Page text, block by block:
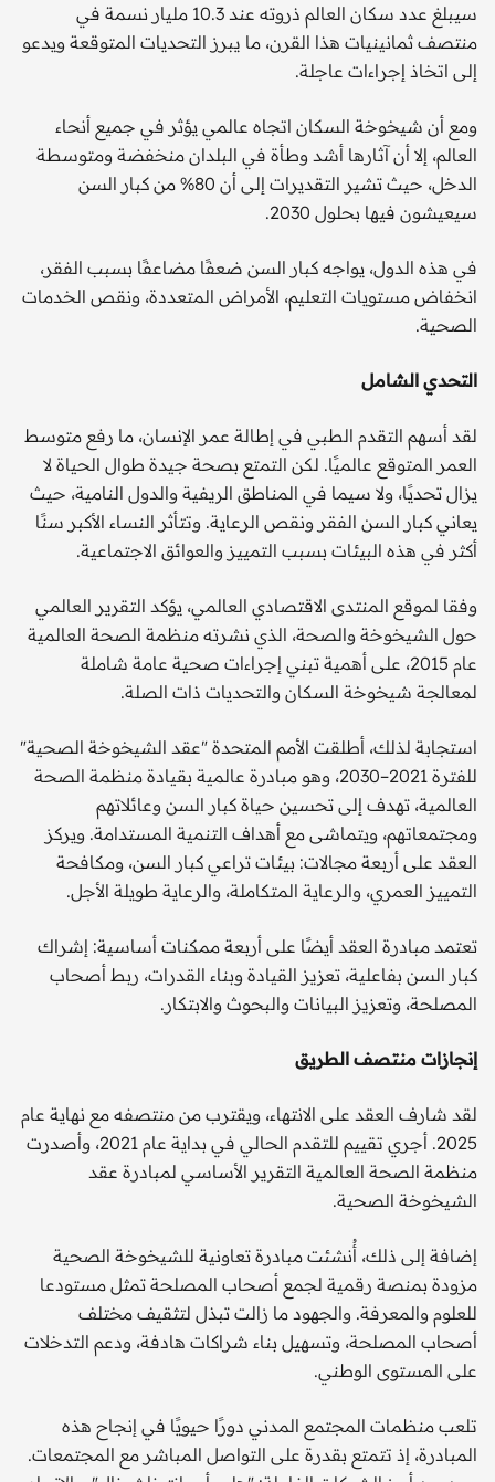
سيبلغ عدد سكان العالم ذروته عند 10.3 مليار نسمة في
منتصف ثمانينيات هذا القرن، ما يبرز التحديات المتوقعة ويدعو
إلى اتخاذ إجراءات عاجلة.
ومع أن شيخوخة السكان اتجاه عالمي يؤثر في جميع أنحاء
العالم، إلا أن آثارها أشد وطأة في البلدان منخفضة ومتوسطة
الدخل، حيث تشير التقديرات إلى أن 80% من كبار السن
سيعيشون فيها بحلول 2030.
في هذه الدول، يواجه كبار السن ضعفًا مضاعفًا بسبب الفقر،
انخفاض مستويات التعليم، الأمراض المتعددة، ونقص الخدمات
الصحية.
التحدي الشامل
لقد أسهم التقدم الطبي في إطالة عمر الإنسان، ما رفع متوسط
العمر المتوقع عالميًا. لكن التمتع بصحة جيدة طوال الحياة لا
يزال تحديًا، ولا سيما في المناطق الريفية والدول النامية، حيث
يعاني كبار السن الفقر ونقص الرعاية. وتتأثر النساء الأكبر سنًا
أكثر في هذه البيئات بسبب التمييز والعوائق الاجتماعية.
وفقا لموقع المنتدى الاقتصادي العالمي، يؤكد التقرير العالمي
حول الشيخوخة والصحة، الذي نشرته منظمة الصحة العالمية
عام 2015، على أهمية تبني إجراءات صحية عامة شاملة
لمعالجة شيخوخة السكان والتحديات ذات الصلة.
استجابة لذلك، أطلقت الأمم المتحدة "عقد الشيخوخة الصحية"
للفترة 2021–2030، وهو مبادرة عالمية بقيادة منظمة الصحة
العالمية، تهدف إلى تحسين حياة كبار السن وعائلاتهم
ومجتمعاتهم، ويتماشى مع أهداف التنمية المستدامة. ويركز
العقد على أربعة مجالات: بيئات تراعي كبار السن، ومكافحة
التمييز العمري، والرعاية المتكاملة، والرعاية طويلة الأجل.
تعتمد مبادرة العقد أيضًا على أربعة ممكنات أساسية: إشراك
كبار السن بفاعلية، تعزيز القيادة وبناء القدرات، ربط أصحاب
المصلحة، وتعزيز البيانات والبحوث والابتكار.
إنجازات منتصف الطريق
لقد شارف العقد على الانتهاء، ويقترب من منتصفه مع نهاية عام
2025. أجري تقييم للتقدم الحالي في بداية عام 2021، وأصدرت
منظمة الصحة العالمية التقرير الأساسي لمبادرة عقد
الشيخوخة الصحية.
إضافة إلى ذلك، أُنشئت مبادرة تعاونية للشيخوخة الصحية
مزودة بمنصة رقمية لجمع أصحاب المصلحة تمثل مستودعا
للعلوم والمعرفة. والجهود ما زالت تبذل لتثقيف مختلف
أصحاب المصلحة، وتسهيل بناء شراكات هادفة، ودعم التدخلات
على المستوى الوطني.
تلعب منظمات المجتمع المدني دورًا حيويًا في إنجاح هذه
المبادرة، إذ تتمتع بقدرة على التواصل المباشر مع المجتمعات.